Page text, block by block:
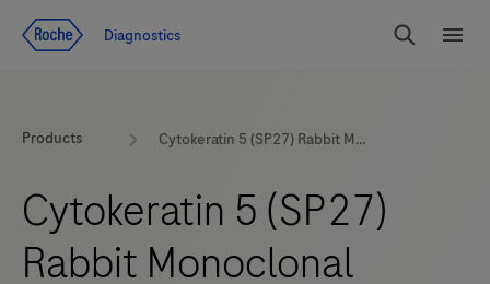
Diagnostics
Suchen
Products Cytokeratin 5 (SP27) Rabbit Monoclonal Primary Antibody
Cytokeratin 5 (SP27)
Rabbit Monoclonal